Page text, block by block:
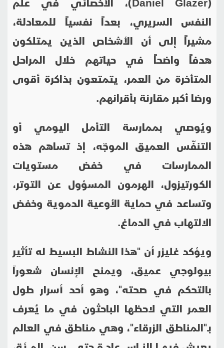
النفس السريري، بعداً نفسياً للمعادلة،
مشيراً إلى أن الأشخاص الذين يمتلكون
هدفاً واضحاً في حياتهم خلال المراحل
المتأخرة من العمر، يتمتعون بذاكرة أقوى
ورضا أكبر مقارنة بأقرانهم.
ويُوصي بممارسة التأمل اليومي أو
التنفّس العميق الموجّه، إذ تساهم هذه
الممارسات في خفض مستويات
الكورتيزول، الهرمون المسؤول عن التوتر،
وتساعد في حماية الأوعية الدموية وخفض
الالتهاب في الدماغ.
ويؤكد غليزر أن "هذا النشاط البسيط له تأثير
بيولوجي عميق، ويمنح الإنسان شعوراً
بالتحكم في صحته"، وهو أحد أسرار طول
العمر التي لاحظها الباحثون في ما يُعرف
بـ"المناطق الزرقاء"، وهي مناطق في العالم